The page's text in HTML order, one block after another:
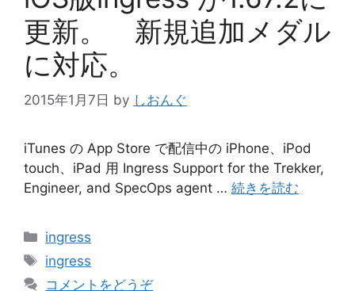
更新。 新規追加メダル
に対応。
2015年1月7日 by しおんぐ
iTunes の App Store で配信中の iPhone、iPod
touch、iPad 用 Ingress Support for the Trekker,
Engineer, and SpecOps agent … 続きを読む
カ
テ
ゴ
ingress
タ
ingress
コメントをどうぞ